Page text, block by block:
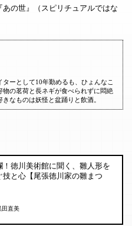
あの世』（スピリチュアルではな
ーとして10年勤めるも、ひょんなこ
物の茗荷と長ネギが食べられずに悶絶
なものは妖怪と盆踊りと飲酒。
！徳川美術館に聞く、雛人形を
技と心【尾張徳川家の雛まつ
田直美